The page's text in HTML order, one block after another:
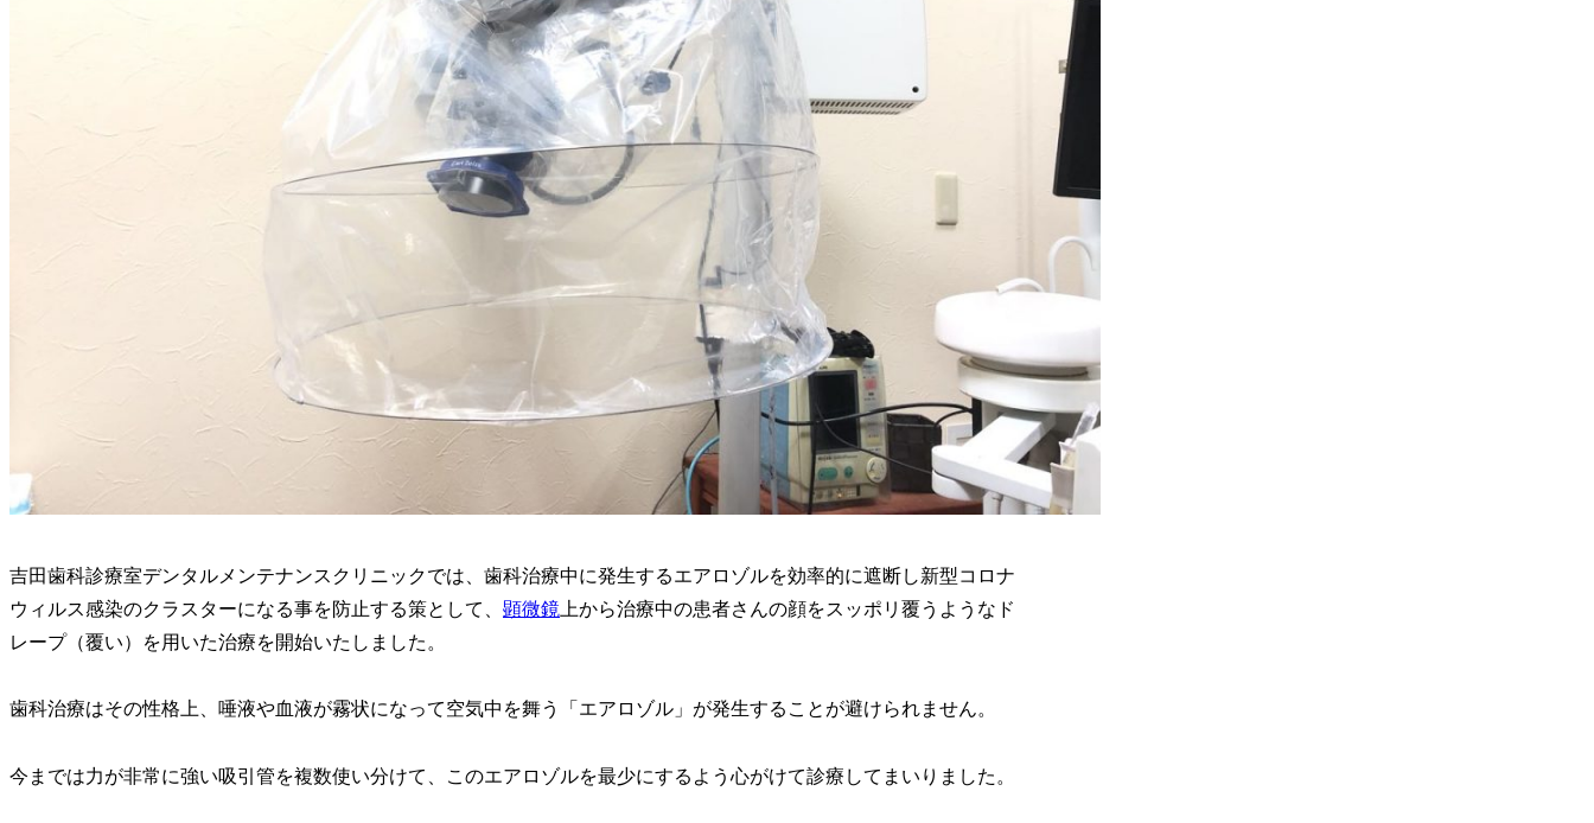
吉田歯科診療室デンタルメンテナンスクリニックでは、歯科治療中に発生するエアロゾルを効率的に遮断し新型コロナ
ウィルス感染のクラスターになる事を防止する策として、 顕微鏡 上から治療中の患者さんの顔をスッポリ覆うようなド
レープ（覆い）を用いた治療を開始いたしました。
歯科治療はその性格上、唾液や血液が霧状になって空気中を舞う「エアロゾル」が発生することが避けられません。
今までは力が非常に強い吸引管を複数使い分けて、このエアロゾルを最少にするよう心がけて診療してまいりました。